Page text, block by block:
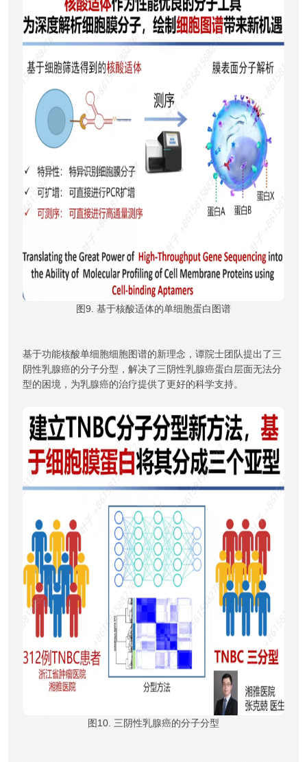
图9. 基于核酸适体的单细胞蛋白图谱
基于功能核酸单细胞细胞图谱的新理念，谭院士团队提出了三
阴性乳腺癌的分子分型，解决了三阴性乳腺癌蛋白层面无法分
型的困境，为乳腺癌的治疗提供了更好的科学支持。
图10. 三阴性乳腺癌的分子分型